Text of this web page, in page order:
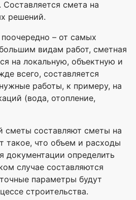
смета на
решений.
– от самых
видам работ, сметная
на локальную, объектную и
всего, составляется
работы, к примеру, на
(вода, отопление,
сметы составляют сметы на
такое, что объем и расходы
документации определить
случае составляются
параметры будут
строительства.